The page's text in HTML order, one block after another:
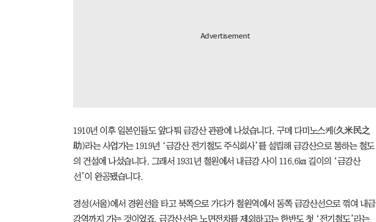
1910년 이후 일본인들도 앞다퉈 금강산 관광에 나섰습니다. 구메 다미노스케(久米民之
助)라는 사업가는 1919년 ‘금강산 전기철도 주식회사’를 설립해 금강산으로 통하는 철도
의 건설에 나섰습니다. 그래서 1931년 철원에서 내금강 사이 116.6㎞ 길이의 ‘금강산
선’이 완공됐습니다.
경성(서울)에서 경원선을 타고 북쪽으로 가다가 철원역에서 동쪽 금강산선으로 꺾여 내금
강역까지 가는 것이었죠. 금강산선은 노면전차를 제외하고는 한반도 첫 ‘전기철도’라는